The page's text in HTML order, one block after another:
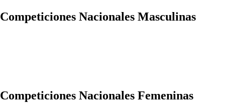
Competiciones Nacionales Masculinas
Competiciones Nacionales Femeninas